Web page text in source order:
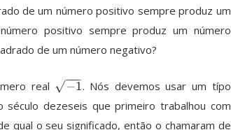
de um número positivo sempre produz um
positivo sempre produz um número
de um número negativo?
real −1
−−
−
√
−1
. Nós devemos usar um típo
dezeseis que primeiro trabalhou com
qual o seu significado, então o chamaram de